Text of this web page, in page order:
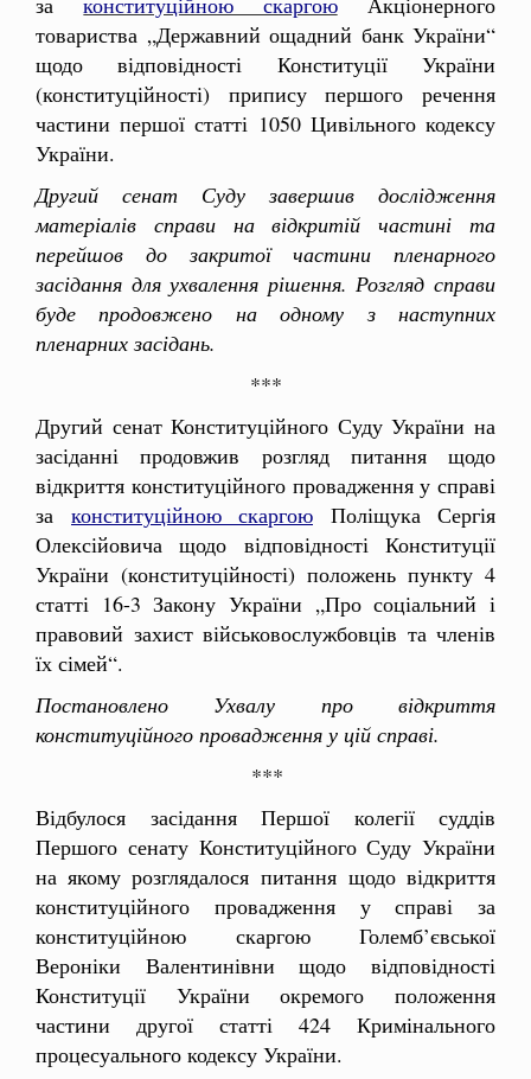
товариства „Державний ощадний банк України“
щодо відповідності Конституції України
(конституційності) припису першого речення
частини першої статті 1050 Цивільного кодексу
України.
Другий сенат Суду завершив дослідження
матеріалів справи на відкритій частині та
перейшов до закритої частини пленарного
засідання для ухвалення рішення. Розгляд справи
буде продовжено на одному з наступних
пленарних засідань.
***
Другий сенат Конституційного Суду України на
засіданні продовжив розгляд питання щодо
відкриття конституційного провадження у справі
за конституційною скаргою Поліщука Сергія
Олексійовича щодо відповідності Конституції
України (конституційності) положень пункту 4
статті 16-3 Закону України „Про соціальний і
правовий захист військовослужбовців та членів
їх сімей“.
Постановлено Ухвалу про відкриття
конституційного провадження у цій справі.
***
Відбулося засідання Першої колегії суддів
Першого сенату Конституційного Суду України
на якому розглядалося питання щодо відкриття
конституційного провадження у справі за
конституційною скаргою Големб’євської
Вероніки Валентинівни щодо відповідності
Конституції України окремого положення
частини другої статті 424 Кримінального
процесуального кодексу України.